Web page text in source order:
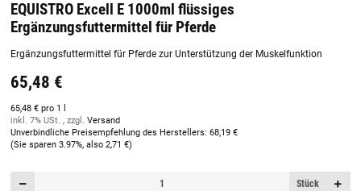
EQUISTRO Excell E 1000ml flüssiges
Ergänzungsfuttermittel für Pferde
Ergänzungsfuttermittel für Pferde zur Unterstützung der Muskelfunktion
65,48 €
65,48 € pro 1 l
inkl. 7% USt. , zzgl. Versand
Unverbindliche Preisempfehlung des Herstellers: 68,19 €
(Sie sparen 3.97%, also 2,71 €)
Stück